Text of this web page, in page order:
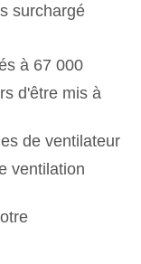
surchargé
à 67 000
d'être mis à
de ventilateur
ventilation